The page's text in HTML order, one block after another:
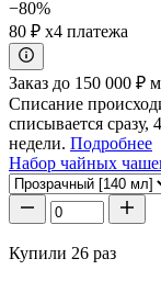
−80%
80 ₽ x4 платежа
Заказ до 150 000 ₽
Списание
списывается
недели. Подробнее
Набор чайных
Купили 26 раз